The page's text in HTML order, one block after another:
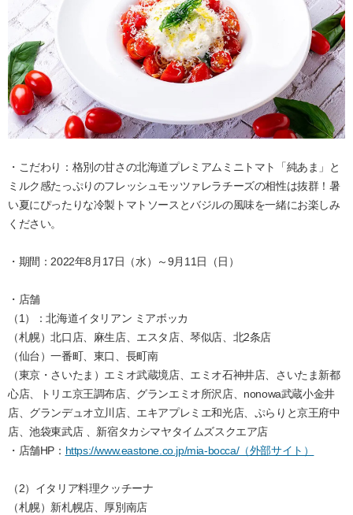
・こだわり：格別の甘さの北海道プレミアムミニトマト「純あま」と
ミルク感たっぷりのフレッシュモッツァレラチーズの相性は抜群！暑
い夏にぴったりな冷製トマトソースとバジルの風味を一緒にお楽しみ
ください。
・期間：2022年8月17日（水）～9月11日（日）
・店舗
（1）：北海道イタリアン ミアボッカ
（札幌）北口店、麻生店、エスタ店、琴似店、北2条店
（仙台）一番町、東口、長町南
（東京・さいたま）エミオ武蔵境店、エミオ石神井店、さいたま新都
心店、トリエ京王調布店、グランエミオ所沢店、nonowa武蔵小金井
店、グランデュオ立川店、エキアプレミエ和光店、ぷらりと京王府中
店、池袋東武店 、新宿タカシマヤタイムズスクエア店
・店舗HP： https://www.eastone.co.jp/mia-bocca/（外部サイト）
（2）イタリア料理クッチーナ
（札幌）新札幌店、厚別南店